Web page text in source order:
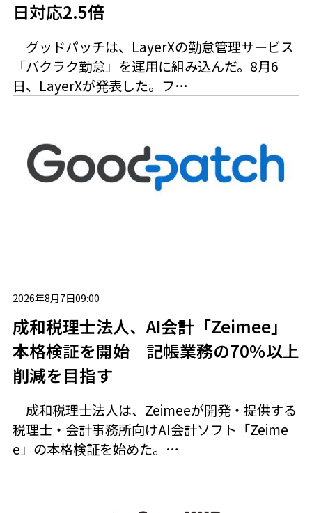
日対応2.5倍
グッドパッチは、LayerXの勤怠管理サービス
「バクラク勤怠」を運用に組み込んだ。8月6
日、LayerXが発表した。フ…
2026年8月7日09:00
成和税理士法人、AI会計「Zeimee」
本格検証を開始 記帳業務の70％以上
削減を目指す
成和税理士法人は、Zeimeeが開発・提供する
税理士・会計事務所向けAI会計ソフト「Zeime
e」の本格検証を始めた。…